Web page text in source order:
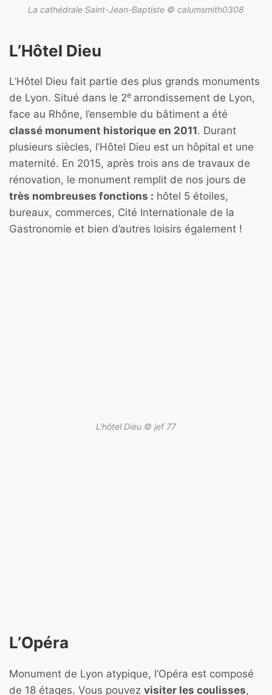
La cathédrale Saint-Jean-Baptiste © calumsmith0308
L’Hôtel Dieu
L’Hôtel Dieu fait partie des plus grands monuments
de Lyon. Situé dans le 2e arrondissement de Lyon,
face au Rhône, l’ensemble du bâtiment a été
classé monument historique en 2011. Durant
plusieurs siècles, l’Hôtel Dieu est un hôpital et une
maternité. En 2015, après trois ans de travaux de
rénovation, le monument remplit de nos jours de
très nombreuses fonctions : hôtel 5 étoiles,
bureaux, commerces, Cité Internationale de la
Gastronomie et bien d’autres loisirs également !
L’hôtel Dieu © jef 77
L’Opéra
Monument de Lyon atypique, l’Opéra est composé
de 18 étages. Vous pouvez visiter les coulisses,